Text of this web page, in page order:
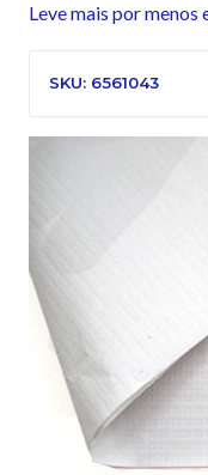
Leve mais por menos
SKU: 6561043